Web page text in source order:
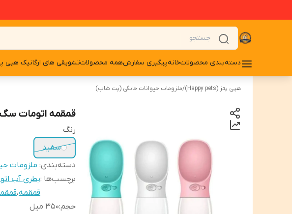
دسته‌بندی محصولاتخانهپیگیری سفارشهمه محصولاتتشویقی های ارگانیک هپی
هپی پتز (Happy pets) /ملزومات حیوانات خانگی (پت شاپ)
قمقمه اتومات سگ و گربه
رنگ
سفید
دسته‌بندی: ملزومات
برچسب‌ها :بطری آب
قمقمه،
حجم:۳۵۰ میل